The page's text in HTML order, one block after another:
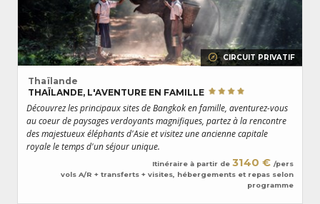
uniquement des initiés :Koh Tao,Koh Koodou encoreKoh Yaoet Koh
Jum… Laissez-vous guider par l’expertise de nos spécialistes pour
choisir la destination balnéaire qui répondra le mieux à vos attentes et
ainsi vivre levoyage en Thaïlandede vos rêves. CIRCUIT PRIVATIF
Thaïlande
THAÏLANDE, L'AVENTURE EN FAMILLE
Découvrez les principaux sites de Bangkok en famille, aventurez-vous
au coeur de paysages verdoyants magnifiques, partez à la rencontre
des majestueux éléphants d'Asie et visitez une ancienne capitale
royale le temps d'un séjour unique.
Itinéraire à partir de 3140 € /pers
vols A/R + transferts + visites, hébergements et repas selon
programme